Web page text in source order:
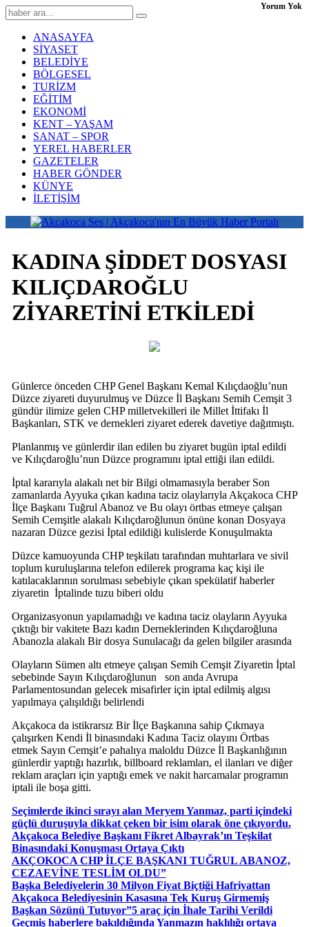
ANASAYFA
SİYASET
BELEDİYE
BÖLGESEL
TURİZM
EĞİTİM
EKONOMİ
KENT – YAŞAM
SANAT – SPOR
YEREL HABERLER
GAZETELER
HABER GÖNDER
KÜNYE
İLETİŞİM
KADINA ŞİDDET DOSYASI
KILIÇDAROĞLU
ZİYARETİNİ ETKİLEDİ
Günlerce önceden CHP Genel Başkanı Kemal Kılıçdaoğlu’nun
Düzce ziyareti duyurulmuş ve Düzce İl Başkanı Semih Cemşit 3
gündür ilimize gelen CHP milletvekilleri ile Millet İttifakı İl
Başkanları, STK ve dernekleri ziyaret ederek davetiye dağıtmıştı.
Planlanmış ve günlerdir ilan edilen bu ziyaret bugün iptal edildi
ve Kılıçdaroğlu’nun Düzce programını iptal ettiği ilan edildi.
İptal kararıyla alakalı net bir Bilgi olmamasıyla beraber Son
zamanlarda Ayyuka çıkan kadına taciz olaylarıyla Akçakoca CHP
İlçe Başkanı Tuğrul Abanoz ve Bu olayı örtbas etmeye çalışan
Semih Cemşitle alakalı Kılıçdaroğlunun önüne konan Dosyaya
nazaran Düzce gezisi İptal edildiği kulislerde Konuşulmakta
Düzce kamuoyunda CHP teşkilatı tarafından muhtarlara ve sivil
toplum kuruluşlarına telefon edilerek programa kaç kişi ile
katılacaklarının sorulması sebebiyle çıkan spekülatif haberler
ziyaretin İptalinde tuzu biberi oldu
Organizasyonun yapılamadığı ve kadına taciz olayların Ayyuka
çıktığı bir vakitete Bazı kadın Derneklerinden Kılıçdaroğluna
Abanozla alakalı Bir dosya Sunulacağı da gelen bilgiler arasında
Olayların Sümen altı etmeye çalışan Semih Cemşit Ziyaretin İptal
sebebinde Sayın Kılıçdaroğlunun son anda Avrupa
Parlamentosundan gelecek misafirler için iptal edilmiş algısı
yapılmaya çalışıldığı belirlendi
Akçakoca da istikrarsız Bir İlçe Başkanına sahip Çıkmaya
çalışırken Kendi İl binasındaki Kadına Taciz olayını Örtbas
etmek Sayın Cemşit’e pahalıya maloldu Düzce İl Başkanlığının
günlerdir yaptığı hazırlık, billboard reklamları, el ilanları ve diğer
reklam araçları için yaptığı emek ve nakit harcamalar programın
iptali ile boşa gitti.
Seçimlerde ikinci sırayı alan Meryem Yanmaz, parti içindeki
güçlü duruşuyla dikkat çeken bir isim olarak öne çıkıyordu.
Akçakoca Belediye Başkanı Fikret Albayrak’ın Teşkilat
Binasındaki Konuşması Ortaya Çıktı
AKÇOKOCA CHP İLÇE BAŞKANI TUĞRUL ABANOZ,
CEZAEVİNE TESLİM OLDU”
Başka Belediyelerin 30 Milyon Fiyat Biçtiği Hafriyattan
Akçakoca Belediyesinin Kasasına Tek Kuruş Girmemiş
Başkan Sözünü Tutuyor”5 araç için İhale Tarihi Verildi
Geçmiş haberlere bakıldığında Yanmazın haklılığı ortaya
Yorum Yok